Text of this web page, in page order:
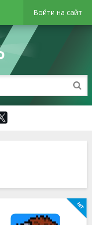
Войти на сайт